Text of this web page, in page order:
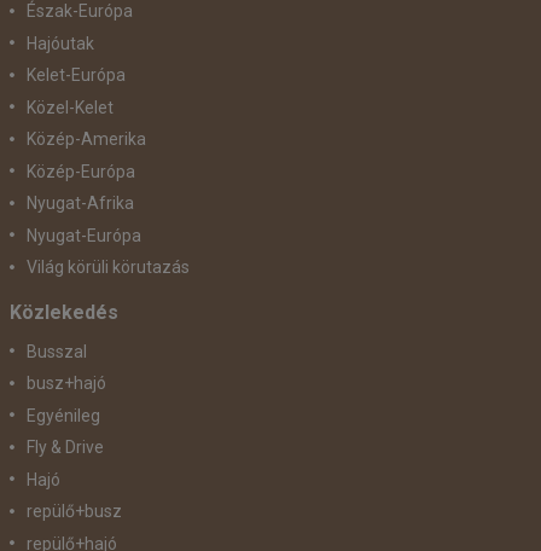
Észak-Európa
Hajóutak
Kelet-Európa
Közel-Kelet
Közép-Amerika
Közép-Európa
Nyugat-Afrika
Nyugat-Európa
Világ körüli körutazás
Közlekedés
Busszal
busz+hajó
Egyénileg
Fly & Drive
Hajó
repülő+busz
repülő+hajó